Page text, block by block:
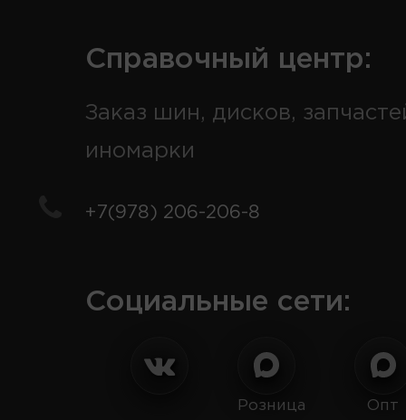
Справочный центр:
Заказ шин, дисков,
иномарки
+7(978) 206-206-8
Социальные сети:
Розница Опт